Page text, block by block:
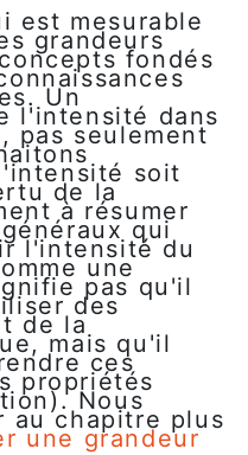
est mesurable
grandeurs
fondés
Un
l'intensité dans
pas seulement
soit
de la
à résumer
qui
l'intensité du
une
pas qu'il
des
de la
mais qu'il
ces
propriétés
Nous
au chapitre plus
une grandeur